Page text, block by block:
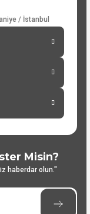
/ İstanbul
Misin?
haberdar olun."